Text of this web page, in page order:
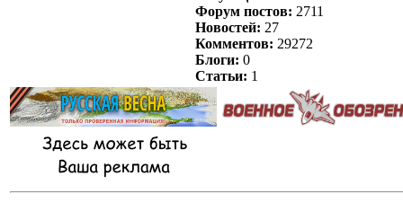
Форум постов: 2711
Новостей: 27
Комментов: 29272
Блоги: 0
Статьи: 1